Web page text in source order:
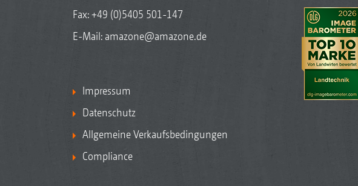
Fax: +49 (0)5405 501-147
E-Mail: amazone@amazone.de
Impressum
Datenschutz
Allgemeine Verkaufsbedingungen
Compliance